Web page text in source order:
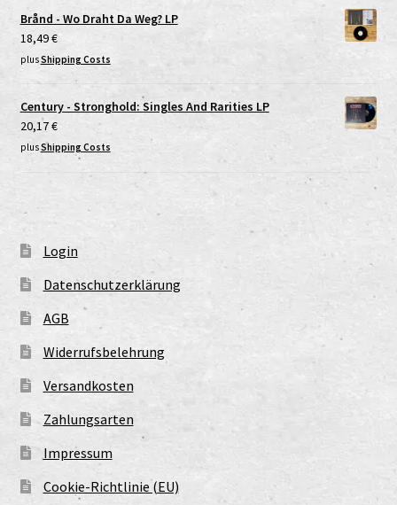
Brånd - Wo Draht Da Weg? LP
18,49€
plusShipping Costs
Century - Stronghold: Singles And Rarities LP
20,17€
plusShipping Costs
Login
Datenschutzerklärung
AGB
Widerrufsbelehrung
Versandkosten
Zahlungsarten
Impressum
Cookie-Richtlinie (EU)